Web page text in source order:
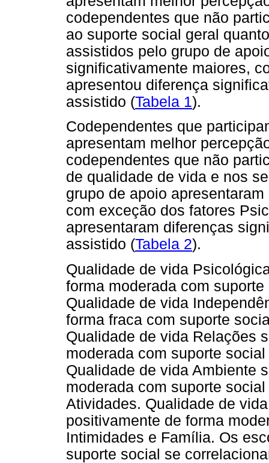
codependentes que não
ao suporte social geral
assistidos pelo grupo de
significativamente maiores,
apresentou diferença
assistido (Tabela 1).
Codependentes que
apresentam melhor
codependentes que não
de qualidade de vida e nos
grupo de apoio
com exceção dos fatores
apresentaram diferenças
assistido (Tabela 2).
Qualidade de vida
forma moderada com
Qualidade de vida
forma fraca com suporte
Qualidade de vida Relações
moderada com suporte
Qualidade de vida Ambiente
moderada com suporte
Atividades. Qualidade de
positivamente de forma
Intimidades e Família. Os
suporte social se